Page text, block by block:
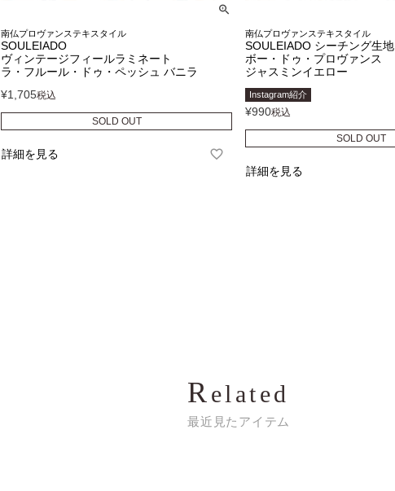
南仏プロヴァンステキスタイル
SOULEIADO
ヴィンテージフィールラミネート
ラ・フルール・ドゥ・ペッシュ バニラ
¥1,705税込
SOLD OUT
詳細を見る
南仏プロヴァンステキスタイル
SOULEIADO シーチング生地
ボー・ドゥ・プロヴァンス
ジャスミンイエロー
Instagram紹介
¥990税込
SOLD OUT
詳細を見る
R elated
最近見たアイテム